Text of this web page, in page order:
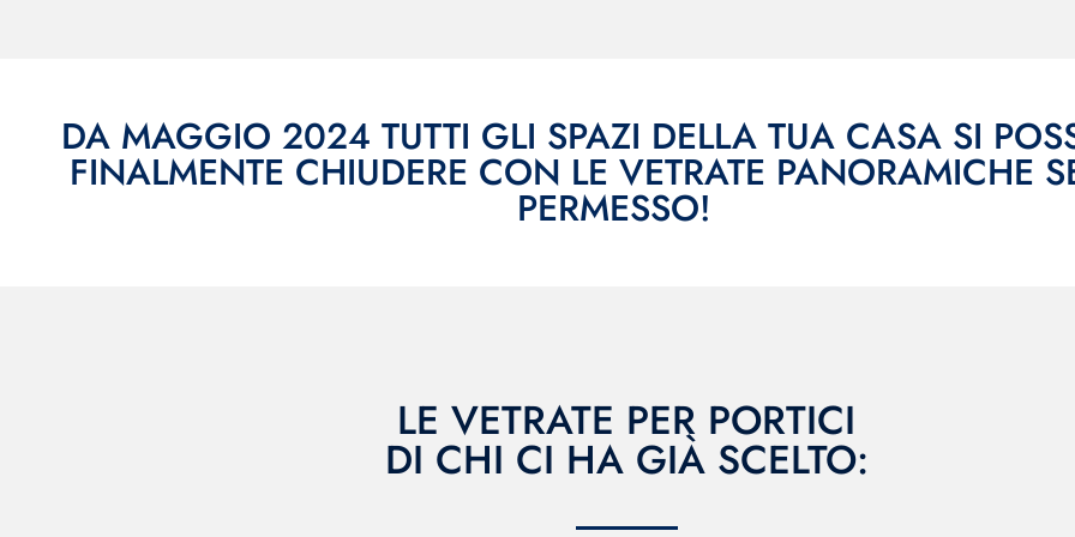
DA MAGGIO 2024 TUTTI GLI SPAZI DELLA TUA CASA SI
FINALMENTE CHIUDERE CON LE VETRATE PANORAMICHE
PERMESSO!
LE VETRATE PER PORTICI
DI CHI CI HA GIÀ SCELTO: